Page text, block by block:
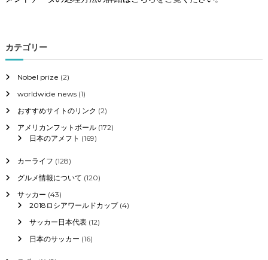
カテゴリー
Nobel prize (2)
worldwide news(1)
おすすめサイトのリンク (2)
アメリカンフットボール(172)
日本のアメフト (169)
カーライフ (128)
グルメ情報について (120)
サッカー (43)
2018ロシアワールドカップ(4)
サッカー日本代表(12)
日本のサッカー (16)